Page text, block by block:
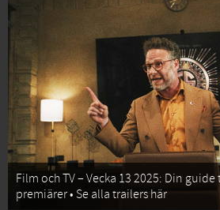
Film och TV – Vecka 13 2025: Din
premiärer • Se alla trailers här